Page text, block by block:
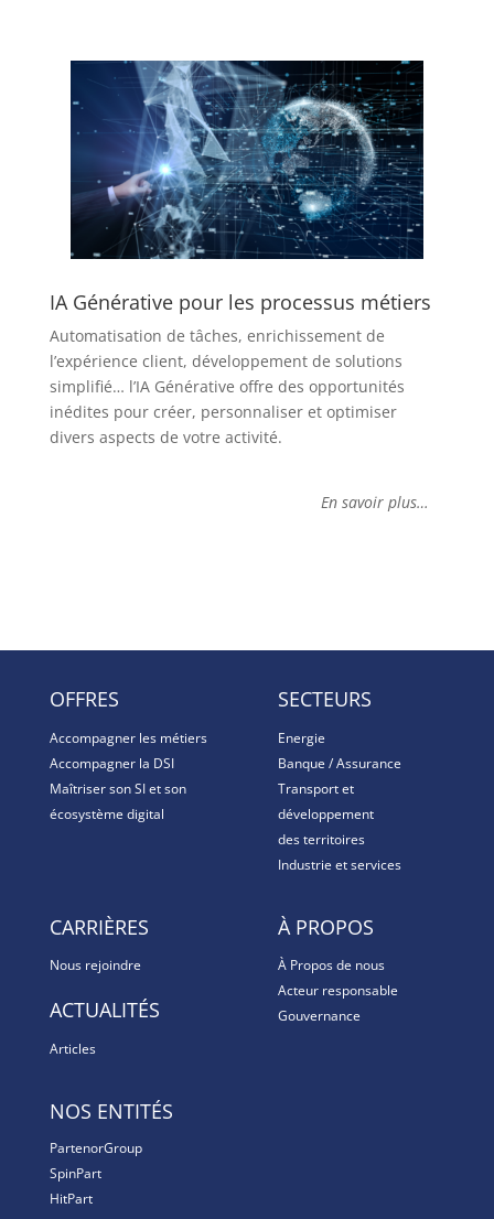
IA Générative pour les processus métiers
Automatisation de tâches, enrichissement de
l’expérience client, développement de solutions
simplifié… l’IA Générative offre des opportunités
inédites pour créer, personnaliser et optimiser
divers aspects de votre activité.
En savoir plus…
OFFRES
Accompagner les métiers
Accompagner la DSI
Maîtriser son SI et son
écosystème digital
SECTEURS
Energie
Banque / Assurance
Transport et
développement
des territoires
Industrie et services
CARRIÈRES
Nous rejoindre
ACTUALITÉS
Articles
À PROPOS
À Propos de nous
Acteur responsable
Gouvernance
NOS ENTITÉS
PartenorGroup
SpinPart
HitPart